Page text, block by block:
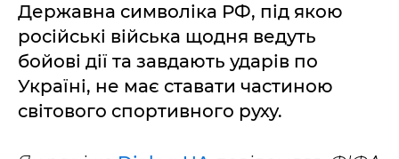
Державна символіка РФ, під якою
російські війська щодня ведуть
бойові дії та завдають ударів по
Україні, не має ставати частиною
світового спортивного руху.